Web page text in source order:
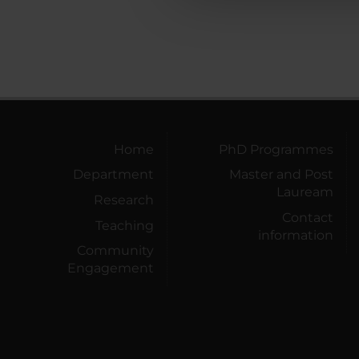
Home
Department
Research
Teaching
Community
Engagement
PhD Programmes
Master and Post
Lauream
Contact
information